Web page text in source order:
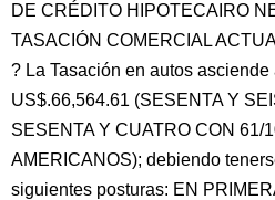
DE CRÉDITO HIPOTECAIRO
TASACIÓN COMERCIAL
? La Tasación en autos asciende
US$.66,564.61 (SESENTA Y
SESENTA Y CUATRO CON 61/
AMERICANOS); debiendo
siguientes posturas: EN